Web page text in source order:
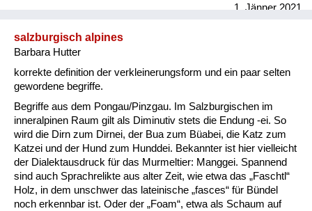
1. Jänner 2021
salzburgisch alpines
Barbara Hutter
korrekte definition der verkleinerungsform und ein paar selten
gewordene begriffe.
Begriffe aus dem Pongau/Pinzgau. Im Salzburgischen im
inneralpinen Raum gilt als Diminutiv stets die Endung -ei. So
wird die Dirn zum Dirnei, der Bua zum Büabei, die Katz zum
Katzei und der Hund zum Hunddei. Bekannter ist hier vielleicht
der Dialektausdruck für das Murmeltier: Manggei. Spannend
sind auch Sprachrelikte aus alter Zeit, wie etwa das „Faschtl“
Holz, in dem unschwer das lateinische „fasces“ für Bündel
noch erkennbar ist. Oder der „Foam“, etwa als Schaum auf